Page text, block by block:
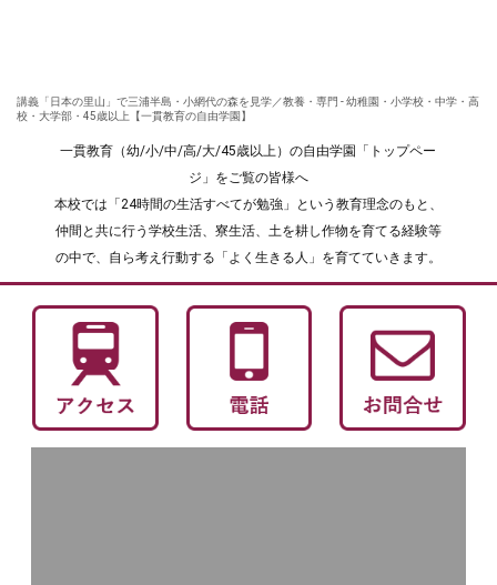
講義「日本の里山」で三浦半島・小網代の森を見学／教養・専門 - 幼稚園・小学校・中学・高
校・大学部・45歳以上【一貫教育の自由学園】
一貫教育（幼/小/中/高/大/45歳以上）の自由学園「トップペー
ジ」をご覧の皆様へ
本校では「24時間の生活すべてが勉強」という教育理念のもと、
仲間と共に行う学校生活、寮生活、土を耕し作物を育てる経験等
の中で、自ら考え行動する「よく生きる人」を育てていきます。